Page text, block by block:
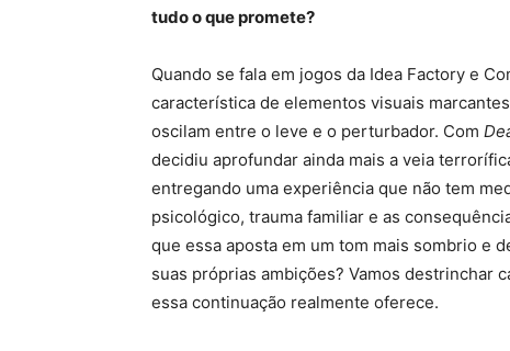
tudo o que promete?
Quando se fala em jogos da Idea Factory e
característica de elementos visuais
oscilam entre o leve e o perturbador. Com
decidiu aprofundar ainda mais a veia
entregando uma experiência que não tem
psicológico, trauma familiar e as
que essa aposta em um tom mais sombrio e
suas próprias ambições? Vamos destrinchar
essa continuação realmente oferece.